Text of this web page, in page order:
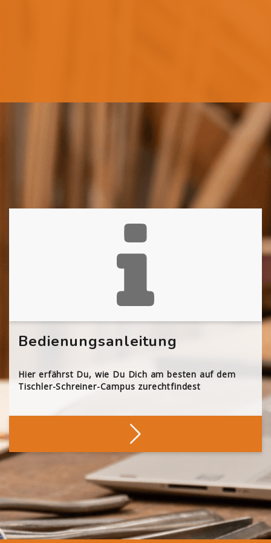
Bedienungsanleitung
Hier erfährst Du, wie Du Dich am besten auf dem
Tischler-Schreiner-Campus zurechtfindest